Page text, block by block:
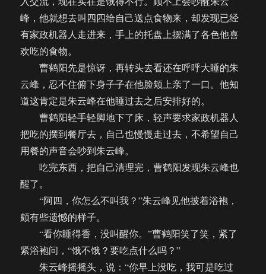
峰，他就想去叫四四给自己送点食物来，却发现已经
有家政机器人走进来，手上的托盘上摆满了各色他喜
欢吃的食物。
曹鹤阳先是惊讶，再转头去看还在呼呼大睡的朱
云峰，忍不住俯下身子子在他脸颊上亲了一口。他知
道这肯定是朱云峰在他睡过去之后安排好的。
曹鹤阳轻手轻脚地下了床，轻声要求家政机器人
把吃的摆到餐厅去，自己也慢慢走过去，不希望自己
用餐的声音会吵到朱云峰。
吃完东西，把自己清理完，曹鹤阳发现朱云峰也
醒了。
“阿四，你怎么不叫我？”朱云峰见他披着浴袍，
颇有些遗憾的样子。
“看你睡得香，没叫醒你。”曹鹤阳笑了笑，紧了
紧浴袍问，“饿不饿？要吃点什么吗？”
朱云峰摇摇头，说：“你早上没吃，我可是吃过